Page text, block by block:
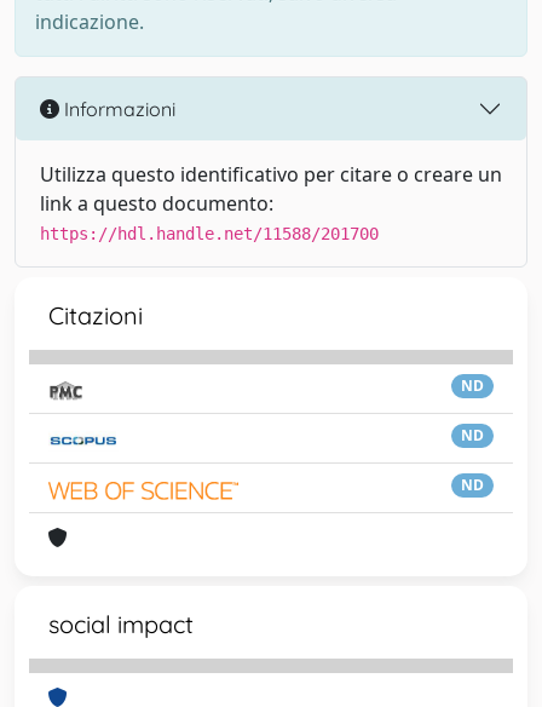
indicazione.
Informazioni
Utilizza questo identificativo per citare o creare un
link a questo documento:
https://hdl.handle.net/11588/201700
Citazioni
ND
ND
ND
social impact